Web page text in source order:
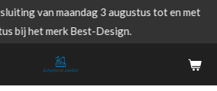
van maandag 3 augustus tot en met
bij het merk Best-Design.